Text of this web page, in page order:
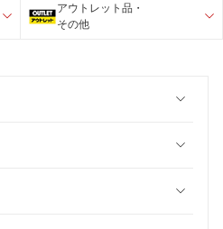
アウトレット品・
その他